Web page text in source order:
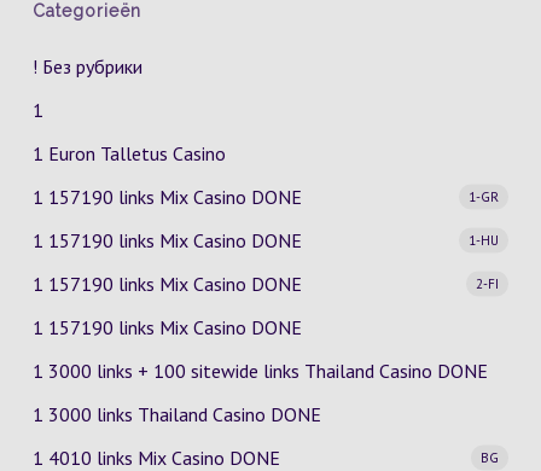
Categorieën
! Без рубрики
1
1 Euron Talletus Casino
1 157190 links Mix Casino
1-GR
DONE
1 157190 links Mix Casino
1-HU
DONE
1 157190 links Mix Casino
2-FI
DONE
1 157190 links Mix Casino DONE
1 3000 links + 100 sitewide links Thailand Casino DONE
1 3000 links Thailand Casino DONE
1 4010 links Mix Casino
BG
DONE